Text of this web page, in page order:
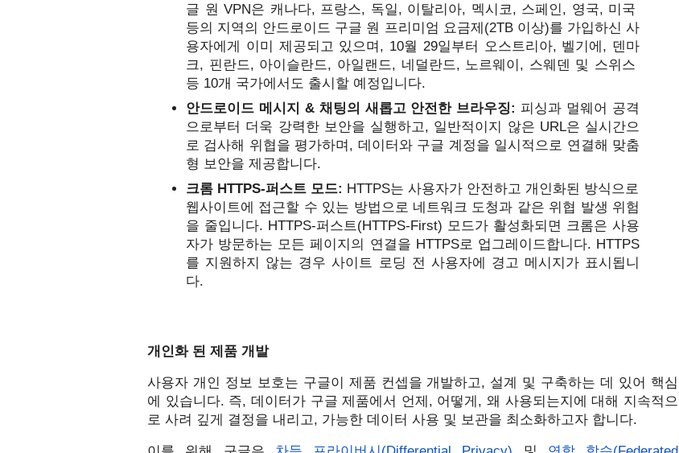
글 원 VPN은 캐나다, 프랑스, 독일, 이탈리아, 멕시코, 스페인, 영국, 미국
등의 지역의 안드로이드 구글 원 프리미엄 요금제(2TB 이상)를 가입하신 사
용자에게 이미 제공되고 있으며, 10월 29일부터 오스트리아, 벨기에, 덴마
크, 핀란드, 아이슬란드, 아일랜드, 네덜란드, 노르웨이, 스웨덴 및 스위스
등 10개 국가에서도 출시할 예정입니다.
안드로이드 메시지 & 채팅의 새롭고 안전한 브라우징: 피싱과 멀웨어 공격
으로부터 더욱 강력한 보안을 실행하고, 일반적이지 않은 URL은 실시간으
로 검사해 위협을 평가하며, 데이터와 구글 계정을 일시적으로 연결해 맞춤
형 보안을 제공합니다.
크롬 HTTPS-퍼스트 모드: HTTPS는 사용자가 안전하고 개인화된 방식으로
웹사이트에 접근할 수 있는 방법으로 네트워크 도청과 같은 위협 발생 위험
을 줄입니다. HTTPS-퍼스트(HTTPS-First) 모드가 활성화되면 크롬은 사용
자가 방문하는 모든 페이지의 연결을 HTTPS로 업그레이드합니다. HTTPS
를 지원하지 않는 경우 사이트 로딩 전 사용자에 경고 메시지가 표시됩니
다.
개인화 된 제품 개발
사용자 개인 정보 보호는 구글이 제품 컨셉을 개발하고, 설계 및 구축하는 데 있어 핵심
에 있습니다. 즉, 데이터가 구글 제품에서 언제, 어떻게, 왜 사용되는지에 대해 지속적으
로 사려 깊게 결정을 내리고, 가능한 데이터 사용 및 보관을 최소화하고자 합니다.